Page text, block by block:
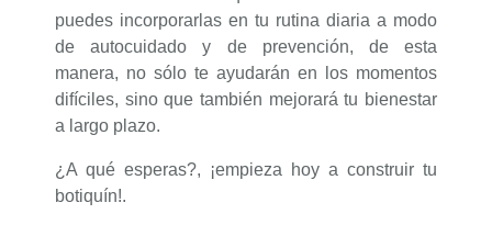
puedes incorporarlas en tu rutina diaria a modo
de autocuidado y de prevención, de esta
manera, no sólo te ayudarán en los momentos
difíciles, sino que también mejorará tu bienestar
a largo plazo.
¿A qué esperas?, ¡empieza hoy a construir tu
botiquín!.